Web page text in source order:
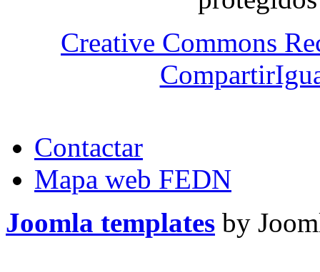
Creative Commons
Contactar
Mapa web FEDN
Joomla templates by